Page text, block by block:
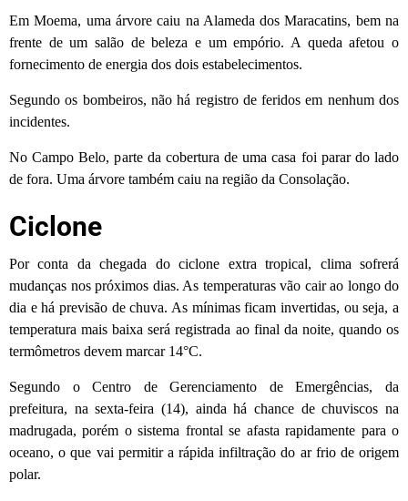
Em Moema, uma árvore caiu na Alameda dos Maracatins, bem na
frente de um salão de beleza e um empório. A queda afetou o
fornecimento de energia dos dois estabelecimentos.
Segundo os bombeiros, não há registro de feridos em nenhum dos
incidentes.
No Campo Belo, parte da cobertura de uma casa foi parar do lado
de fora. Uma árvore também caiu na região da Consolação.
Ciclone
Por conta da chegada do ciclone extra tropical, clima sofrerá
mudanças nos próximos dias. As temperaturas vão cair ao longo do
dia e há previsão de chuva. As mínimas ficam invertidas, ou seja, a
temperatura mais baixa será registrada ao final da noite, quando os
termômetros devem marcar 14°C.
Segundo o Centro de Gerenciamento de Emergências, da
prefeitura, na sexta-feira (14), ainda há chance de chuviscos na
madrugada, porém o sistema frontal se afasta rapidamente para o
oceano, o que vai permitir a rápida infiltração do ar frio de origem
polar.